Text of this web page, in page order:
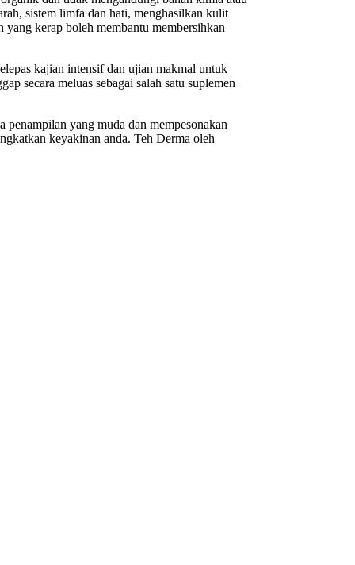
sistem limfa dan hati, menghasilkan kulit
kerap boleh membantu membersihkan
kajian intensif dan ujian makmal untuk
secara meluas sebagai salah satu suplemen
penampilan yang muda dan mempesonakan
keyakinan anda. Teh Derma oleh